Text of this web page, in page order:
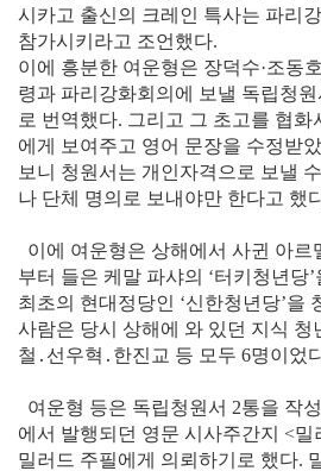
시카고 출신의 크레인 특사는 파리
참가시키라고 조언했다.
이에 흥분한 여운형은 장덕수·조동
령과 파리강화회의에 보낼 독립청
로 번역했다. 그리고 그 초고를 협
에게 보여주고 영어 문장을 수정받
보니 청원서는 개인자격으로 보낼
나 단체 명의로 보내야만 한다고 했
이에 여운형은 상해에서 사귄 아르
부터 들은 케말 파샤의 ‘터키청년당
최초의 현대정당인 ‘신한청년당’을
사람은 당시 상해에 와 있던 지식 청
철․선우혁․한진교 등 모두 6명이었
여운형 등은 독립청원서 2통을 작
에서 발행되던 영문 시사주간지 <밀
밀러드 주필에게 의뢰하기로 했다.